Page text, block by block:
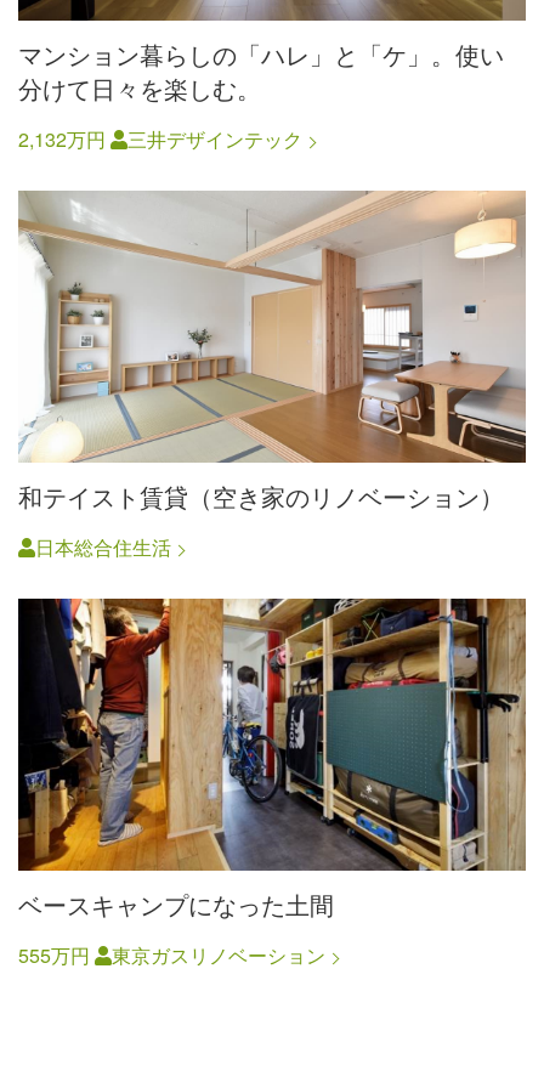
マンション暮らしの「ハレ」と「ケ」。使い
分けて日々を楽しむ。
2,132万円 三井デザインテック
和テイスト賃貸（空き家のリノベーション）
日本総合住生活
ベースキャンプになった土間
555万円 東京ガスリノベーション